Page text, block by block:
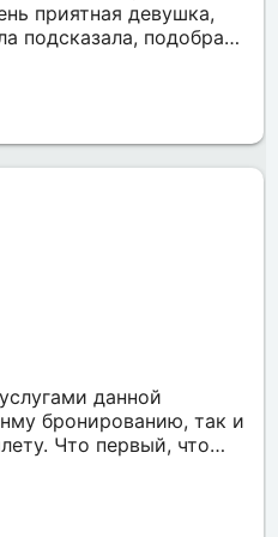
приятная девушка,
подсказала, подобрала
по хорошей
ещё красивее чем
всё отлично,
данной
бронированию, так и
Что первый, что
под наши
идеально. Работаем с
всегда на связи,